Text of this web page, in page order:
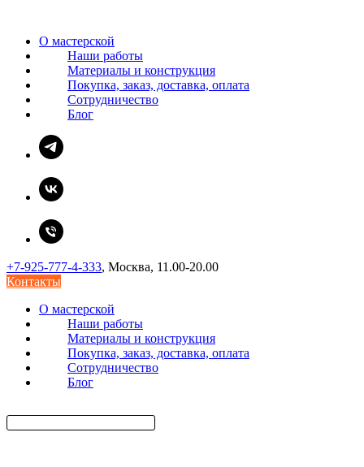
О мастерской
Наши работы
Материалы и конструкция
Покупка, заказ, доставка, оплата
Сотрудничество
Блог
+7-925-777-4-333, Москва, 11.00-20.00
Контакты
О мастерской
Наши работы
Материалы и конструкция
Покупка, заказ, доставка, оплата
Сотрудничество
Блог